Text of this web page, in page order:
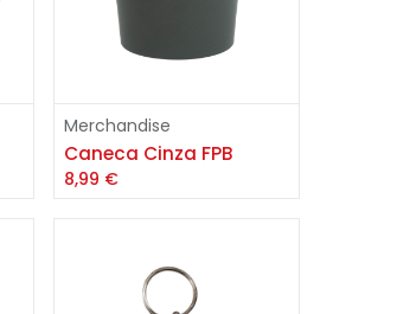
Adicionar
Merchandise
Caneca Cinza FPB
8,99 €